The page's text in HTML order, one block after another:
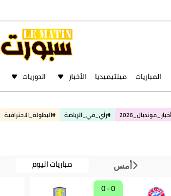
المباريات ميلتيميديا الأخبار الدوريات
#رأي_في_الرياضة #البطولة_الاحترافية
أمس مباريات اليوم
0 - 0